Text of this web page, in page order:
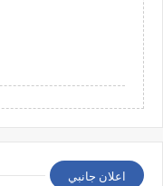
اعلان جانبي